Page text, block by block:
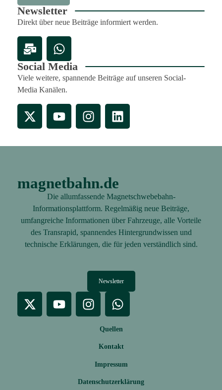
Newsletter
Direkt über neue Beiträge informiert werden.
Social Media
Viele weitere, spannende Beiträge auf unseren Social-
Media Kanälen.
magnetbahn.de
Die allumfassende Magnetschwebebahn-
Informationsplattform. Regelmäßig neue Beiträge,
umfangreiche Informationen über Fahrzeuge, alle Vorteile
des Transrapid, spannendes Hintergrundwissen und
technische Erklärungen, die für jeden verständlich sind.
Newsletter
Quellen
Kontakt
Impressum
Datenschutzerklärung